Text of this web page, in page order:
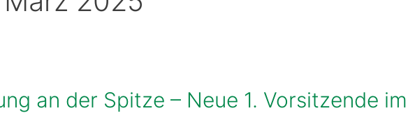
an der Spitze – Neue 1. Vorsitzende im